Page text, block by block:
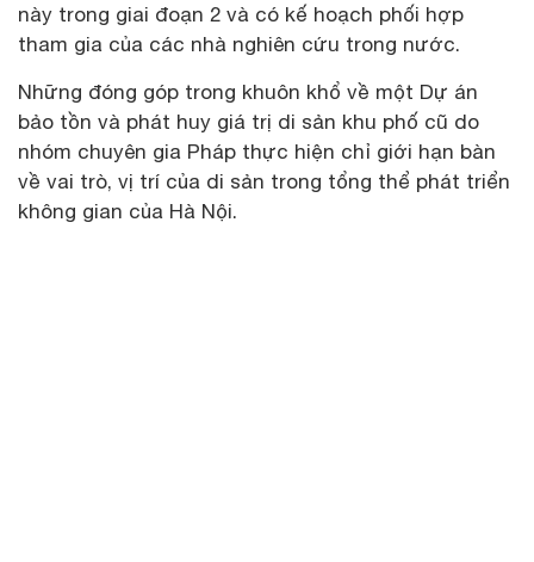
này trong giai đoạn 2 và có kế hoạch phối hợp
tham gia của các nhà nghiên cứu trong nước.
Những đóng góp trong khuôn khổ về một Dự án
bảo tồn và phát huy giá trị di sản khu phố cũ do
nhóm chuyên gia Pháp thực hiện chỉ giới hạn bàn
về vai trò, vị trí của di sản trong tổng thể phát triển
không gian của Hà Nội.